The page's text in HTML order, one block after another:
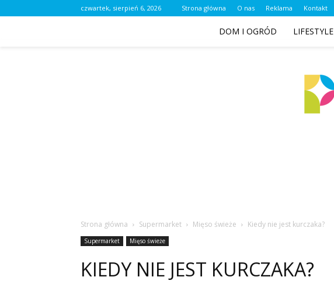
czwartek, sierpień 6, 2026 Strona główna O nas Reklama Kontakt
DOM I OGRÓD LIFESTYLE
Strona główna Supermarket Mięso świeże Kiedy nie jest kurczaka?
Supermarket Mięso świeże
KIEDY NIE JEST KURCZAKA?